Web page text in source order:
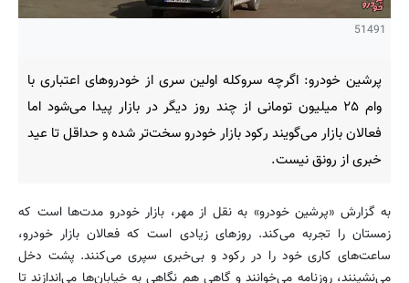
51491
پرشین خودرو: اگرچه سروکله اولین سری از خودروهای اعتباری با
وام ۲۵ میلیون تومانی از چند روز دیگر در بازار پیدا می‌شود اما
فعالان بازار می‌گویند رکود بازار خودرو سخت‌تر شده و حداقل تا عید
خبری از رونق نیست.
به گزارش «پرشین خودرو» به نقل از مهر، بازار خودرو مدت‌ها است که
زمستان را تجربه می‌کند. روزهای زیادی است که فعالان بازار خودرو،
ساعت‌های کاری خود را در رکود و بی‌خبری سپری می‌کنند. پشت دخل
می‌نشینند، روزنامه می‌خوانند و گاهی هم نگاهی به خیابان‌ها می‌اندازند تا